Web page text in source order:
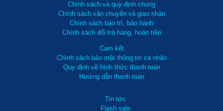
Chính sách và quy định chung
Chính sách vận chuyển và giao nhận
Chính sách bảo trì, bảo hành
Chính sách đổi trả hàng, hoàn tiền
Cam kết
Chính sách bảo mật thông tin cá nhân
Quy định về hình thức thanh toán
Hướng dẫn thanh toán
Tin tức
Flash sale